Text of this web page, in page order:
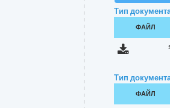
Тип
ФАЙЛ
Тип
ФАЙЛ